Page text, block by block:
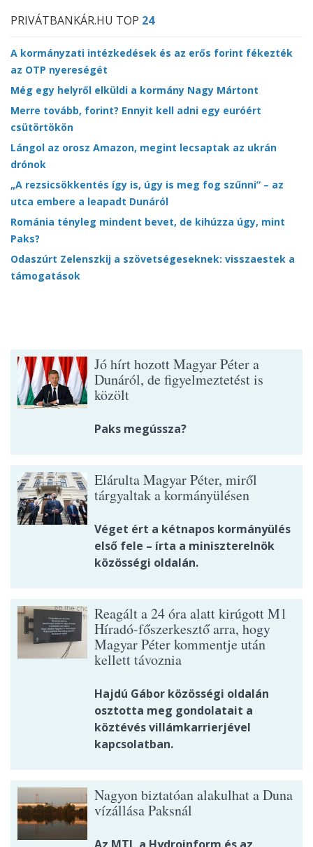
PRIVÁTBANKÁR.HU TOP 24
A kormányzati intézkedések és az erős forint fékezték
az OTP nyereségét
Még egy helyről elküldi a kormány Nagy Mártont
Merre tovább, forint? Ennyit kell adni egy euróért
csütörtökön
Lángol az orosz Amazon, megint lecsaptak az ukrán
drónok
„A rezsicsökkentés így is, úgy is meg fog szűnni” – az
utca embere a leapadt Dunáról
Románia tényleg mindent bevet, de kihúzza úgy, mint
Paks?
Odaszúrt Zelenszkij a szövetségeseknek: visszaestek a
támogatások
Jó hírt hozott Magyar Péter a
Dunáról, de figyelmeztetést is
közölt
Paks megússza?
Elárulta Magyar Péter, miről
tárgyaltak a kormányülésen
Véget ért a kétnapos kormányülés
első fele – írta a miniszterelnök
közösségi oldalán.
Reagált a 24 óra alatt kirúgott M1
Híradó-főszerkesztő arra, hogy
Magyar Péter kommentje után
kellett távoznia
Hajdú Gábor közösségi oldalán
osztotta meg gondolatait a
köztévés villámkarrierjével
kapcsolatban.
Nagyon biztatóan alakulhat a Duna
vízállása Paksnál